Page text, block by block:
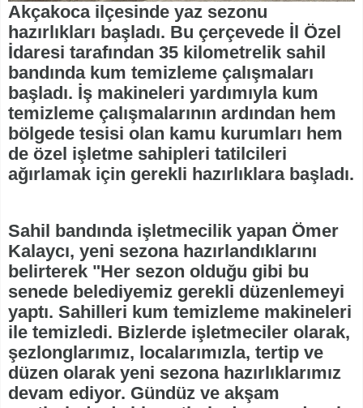
Akçakoca ilçesinde yaz sezonu
hazırlıkları başladı. Bu çerçevede İl Özel
İdaresi tarafından 35 kilometrelik sahil
bandında kum temizleme çalışmaları
başladı. İş makineleri yardımıyla kum
temizleme çalışmalarının ardından hem
bölgede tesisi olan kamu kurumları hem
de özel işletme sahipleri tatilcileri
ağırlamak için gerekli hazırlıklara başladı.
Sahil bandında işletmecilik yapan Ömer
Kalaycı, yeni sezona hazırlandıklarını
belirterek "Her sezon olduğu gibi bu
senede belediyemiz gerekli düzenlemeyi
yaptı. Sahilleri kum temizleme makineleri
ile temizledi. Bizlerde işletmeciler olarak,
şezlonglarımız, localarımızla, tertip ve
düzen olarak yeni sezona hazırlıklarımız
devam ediyor. Gündüz ve akşam